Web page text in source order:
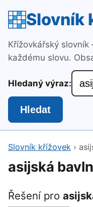
Slovník
Křížovkářský
každému slovu.
Hledaný výraz:
Hledat
Slovník křížovek ›
asijská
Řešení pro